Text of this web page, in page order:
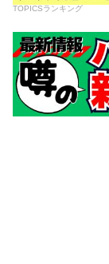
TOPICSランキング